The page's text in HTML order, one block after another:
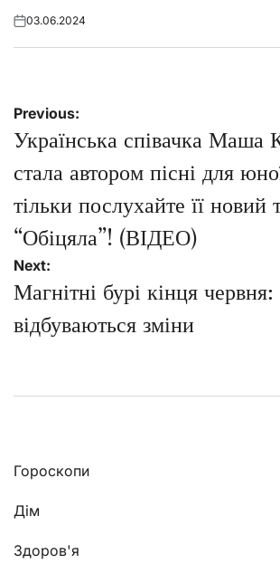
Posted
03.06.2024
Навігація
записів
Previous:
Українська співачка Маша
стала автором пісні для
тільки послухайте її новий
“Обіцяла”! (ВІДЕО)
Next:
Магнітні бурі кінця
відбуваються зміни
Гороскопи
Дім
Здоров'я